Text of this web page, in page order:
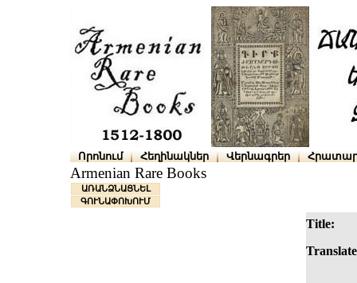
Որոնում Հեղինակներ Վերնագրեր
Armenian Rare Books
ԱՌԱՆՁՆԱՑՆԵԼ
ԳՈՒՆԱՓՈԽՈՒՄ
Title: